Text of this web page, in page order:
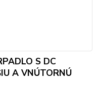
S DC
A VNÚTORNÚ